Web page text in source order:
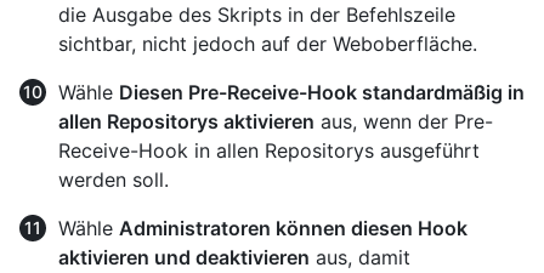
die Ausgabe des Skripts in der Befehlszeile
sichtbar, nicht jedoch auf der Weboberfläche.
Wähle Diesen Pre-Receive-Hook standardmäßig in
allen Repositorys aktivieren aus, wenn der Pre-
Receive-Hook in allen Repositorys ausgeführt
werden soll.
Wähle Administratoren können diesen Hook
aktivieren und deaktivieren aus, damit